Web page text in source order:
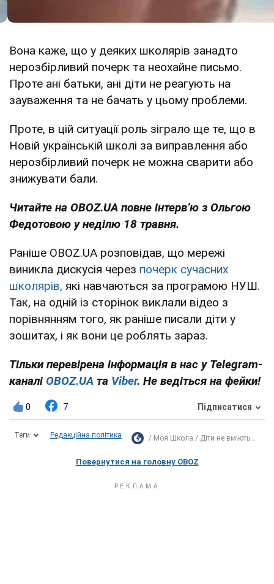
Вона каже, що у деяких школярів занадто
нерозбірливий почерк та неохайне письмо.
Проте ані батьки, ані діти не реагують на
зауваження та не бачать у цьому проблеми.
Проте, в цій ситуації роль зіграло ще те, що в
Новій українській школі за виправлення або
нерозбірливий почерк не можна сварити або
знижувати бали.
Читайте на OBOZ.UA повне інтервʼю з Ольгою
Федотовою у неділю 18 травня.
Раніше OBOZ.UA розповідав, що мережі
виникла дискусія через почерк сучасних
школярів, які навчаються за програмою НУШ.
Так, на одній із сторінок виклали відео з
порівнянням того, як раніше писали діти у
зошитах, і як вони це роблять зараз.
Тільки перевірена інформація в нас у Telegram-
каналі OBOZ.UA та Viber. Не ведіться на фейки!
0 7 Підписатися
Теги Редакційна політика Моя Школа Діти не вміють...
Повернутися на головну OBOZ